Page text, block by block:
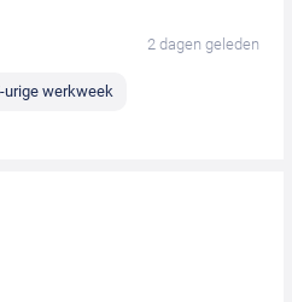
2 dagen geleden
urige werkweek